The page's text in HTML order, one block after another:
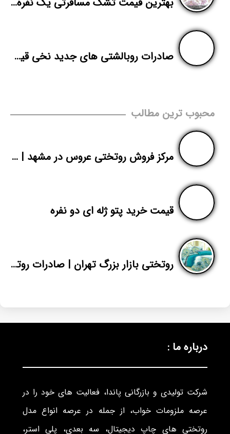
محبوب ترین مطالب
درباره ما :